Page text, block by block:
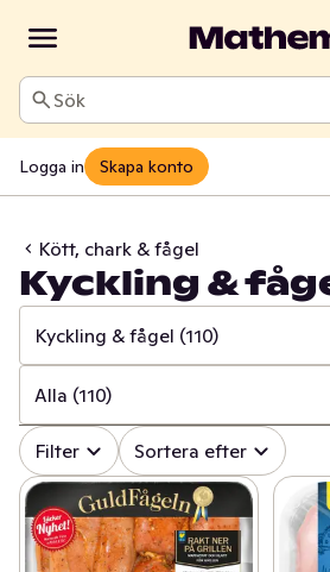
Sök
Logga in Skapa konto
Kött, chark & fågel
Kyckling &
Kyckling & fågel (110)
✓ Alla (739)
✓ (164)
✓ Pålägg (133)
✓ Kyckling & fågel (110)
Alla (110)
✓ Alla (110)
✓ Kyckling (67)
✓ Färdigkryddad kyckling
Filter Sortera efter